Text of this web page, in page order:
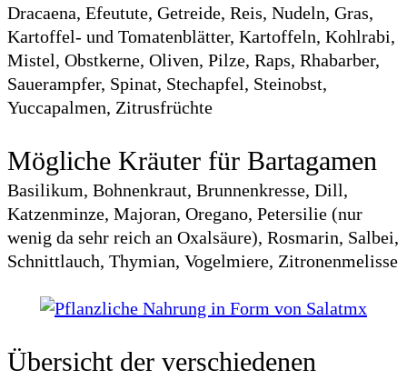
Dracaena, Efeutute, Getreide, Reis, Nudeln, Gras,
Kartoffel- und Tomatenblätter, Kartoffeln, Kohlrabi,
Mistel, Obstkerne, Oliven, Pilze, Raps, Rhabarber,
Sauerampfer, Spinat, Stechapfel, Steinobst,
Yuccapalmen, Zitrusfrüchte
Mögliche Kräuter für Bartagamen
Basilikum, Bohnenkraut, Brunnenkresse, Dill,
Katzenminze, Majoran, Oregano, Petersilie (nur
wenig da sehr reich an Oxalsäure), Rosmarin, Salbei,
Schnittlauch, Thymian, Vogelmiere, Zitronenmelisse
Übersicht der verschiedenen